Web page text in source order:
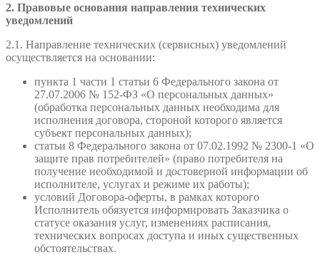
2. Правовые основания направления технических
уведомлений
2.1. Направление технических (сервисных) уведомлений
осуществляется на основании:
пункта 1 части 1 статьи 6 Федерального закона от
27.07.2006 № 152-ФЗ «О персональных данных»
(обработка персональных данных необходима для
исполнения договора, стороной которого является
субъект персональных данных);
статьи 8 Федерального закона от 07.02.1992 № 2300-1 «О
защите прав потребителей» (право потребителя на
получение необходимой и достоверной информации об
исполнителе, услугах и режиме их работы);
условий Договора-оферты, в рамках которого
Исполнитель обязуется информировать Заказчика о
статусе оказания услуг, изменениях расписания,
технических вопросах доступа и иных существенных
обстоятельствах.